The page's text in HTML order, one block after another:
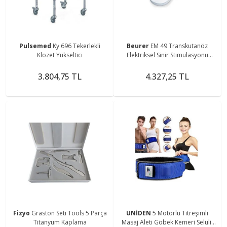
Pulsemed Ky 696 Tekerlekli
Klozet Yükseltici
3.804,75 TL
Beurer EM 49 Transkutanöz
Elektriksel Sinir Stimulasyonu
4.327,25 TL
Fizyo Graston Seti Tools 5 Parça
Titanyum Kaplama
UNİDEN 5 Motorlu Titreşimli
Masaj Aleti Göbek Kemeri Selülit